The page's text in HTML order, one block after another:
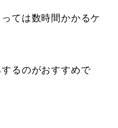
ては数時間かかるケ
るのがおすすめで